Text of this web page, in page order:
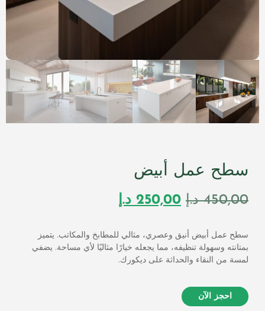
سطح عمل أبيض
450,00 د.إ 250,00 د.إ
سطح عمل أبيض أنيق وعصري، مثالي للمطابخ والمكاتب. يتميز
بمتانته وسهولة تنظيفه، مما يجعله خيارًا مثاليًا لأي مساحة. يضفي
لمسة من النقاء والحداثة على ديكورك.
احجز الآن